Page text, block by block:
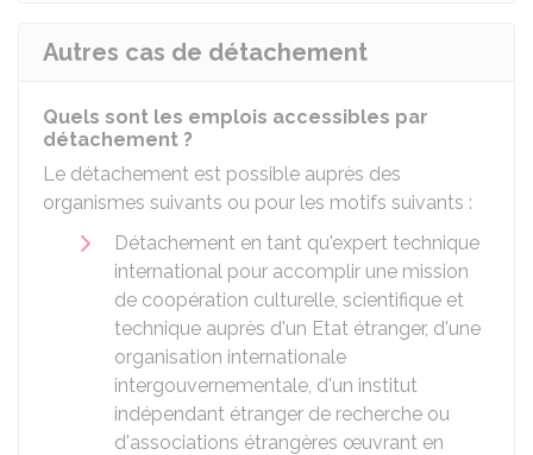
Autres cas de détachement
Quels sont les emplois accessibles par
détachement ?
Le détachement est possible auprès des
organismes suivants ou pour les motifs suivants :
Détachement en tant qu'expert technique
international pour accomplir une mission
de coopération culturelle, scientifique et
technique auprès d'un Etat étranger, d'une
organisation internationale
intergouvernementale, d'un institut
indépendant étranger de recherche ou
d'associations étrangères œuvrant en